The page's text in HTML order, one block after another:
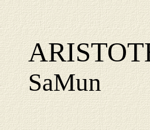
SaMun